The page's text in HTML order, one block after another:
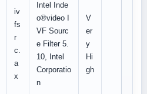
iv
fs
r
c.
a
x
Intel Inde
o®video I
VF Sourc
e Filter 5.
10, Intel
Corporatio
n
V
er
y
Hi
gh